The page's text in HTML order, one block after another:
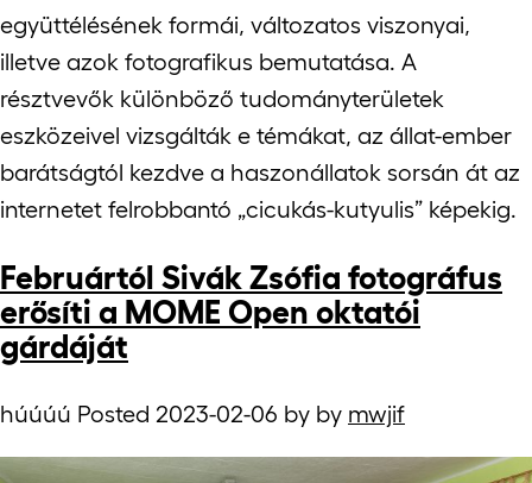
együttélésének formái, változatos viszonyai,
illetve azok fotografikus bemutatása. A
résztvevők különböző tudományterületek
eszközeivel vizsgálták e témákat, az állat-ember
barátságtól kezdve a haszonállatok sorsán át az
internetet felrobbantó „cicukás-kutyulis” képekig.
Februártól Sivák Zsófia fotográfus
erősíti a MOME Open oktatói
gárdáját
húúúú Posted 2023-02-06 by by mwjif